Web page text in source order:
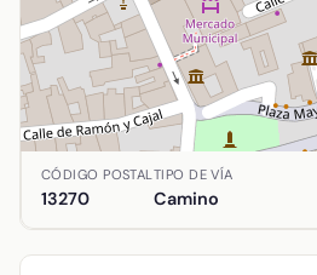
Ubicación de Matabestias en
CÓDIGO POSTAL
13270
TIPO DE VÍA
Camino